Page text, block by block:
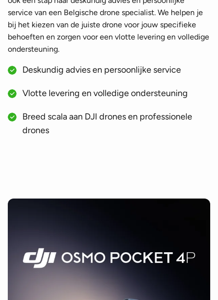
service van een Belgische drone specialist. We helpen je
bij het kiezen van de juiste drone voor jouw specifieke
behoeften en zorgen voor een vlotte levering en volledige
ondersteuning.
Deskundig advies en persoonlijke service
Vlotte levering en volledige ondersteuning
Breed scala aan DJI drones en professionele
drones